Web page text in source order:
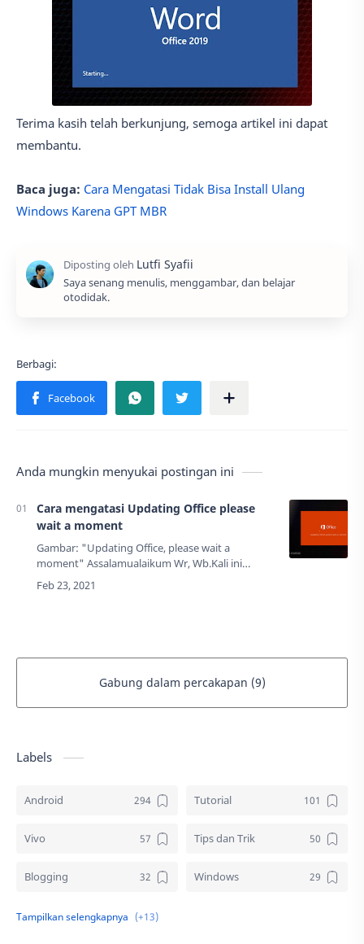
Terima kasih telah berkunjung, semoga artikel ini dapat
membantu.
Baca juga: Cara Mengatasi Tidak Bisa Install Ulang
Windows Karena GPT MBR
Saya senang menulis, menggambar, dan belajar
otodidak.
Anda mungkin menyukai postingan ini
Cara mengatasi Updating Office please
wait a moment
Gambar: "Updating Office, please wait a
moment" Assalamualaikum Wr, Wb.Kali ini
Pemalang Otodidak akan membagikan sebuah
tutorial mengatasi error pada Microsoft Office
Gabung dalam percakapan (9)
Labels
Android Tutorial
Vivo Tips dan Trik
Blogging Windows
Download